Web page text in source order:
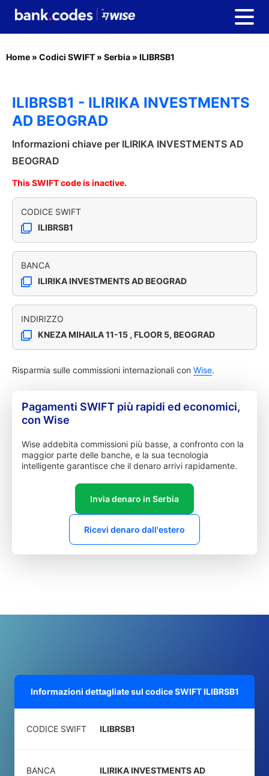
Home » Codici SWIFT » Serbia » ILIBRSB1
ILIBRSB1 - ILIRIKA INVESTMENTS
AD BEOGRAD
Informazioni chiave per ILIRIKA INVESTMENTS AD
BEOGRAD
This SWIFT code is inactive.
CODICE SWIFT
ILIBRSB1
BANCA
ILIRIKA INVESTMENTS AD BEOGRAD
INDIRIZZO
KNEZA MIHAILA 11-15 , FLOOR 5, BEOGRAD
Risparmia sulle commissioni internazionali con Wise.
Pagamenti SWIFT più rapidi ed economici,
con Wise
Wise addebita commissioni più basse, a confronto con la
maggior parte delle banche, e la sua tecnologia
intelligente garantisce che il denaro arrivi rapidamente.
Invia denaro in Serbia
Ricevi denaro dall'estero
Informazioni dettagliate sul codice SWIFTILIBRSB1
CODICE SWIFT ILIBRSB1
BANCA
ILIRIKA INVESTMENTS AD